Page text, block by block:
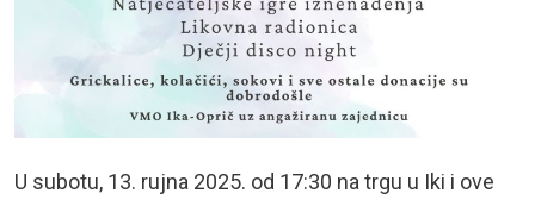
U subotu, 13. rujna 2025. od 17:30 na trgu u Iki i ove